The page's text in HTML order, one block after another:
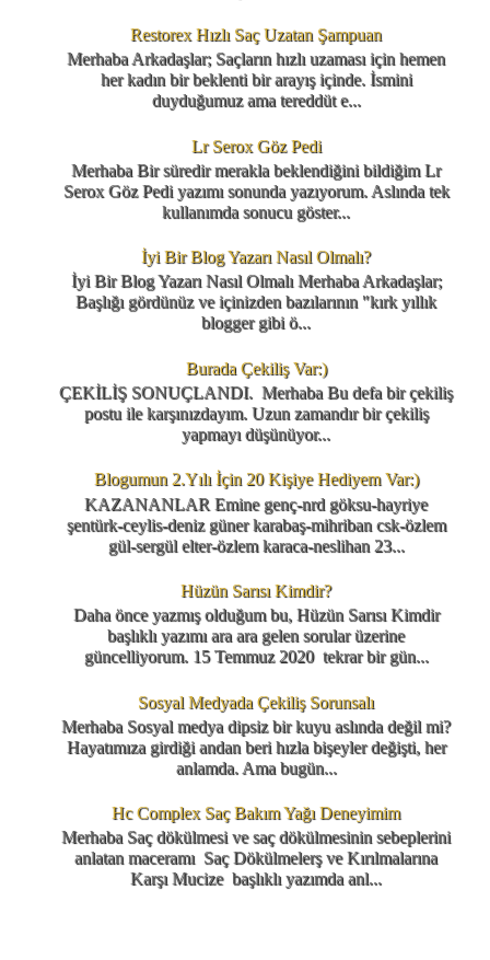
Restorex Hızlı Saç Uzatan Şampuan
Merhaba Arkadaşlar; Saçların hızlı uzaması için hemen
her kadın bir beklenti bir arayış içinde. İsmini
duyduğumuz ama tereddüt e...
Lr Serox Göz Pedi
Merhaba Bir süredir merakla beklendiğini bildiğim Lr
Serox Göz Pedi yazımı sonunda yazıyorum. Aslında tek
kullanımda sonucu göster...
İyi Bir Blog Yazarı Nasıl Olmalı?
İyi Bir Blog Yazarı Nasıl Olmalı Merhaba Arkadaşlar;
Başlığı gördünüz ve içinizden bazılarının "kırk yıllık
blogger gibi ö...
Burada Çekiliş Var:)
ÇEKİLİŞ SONUÇLANDI. Merhaba Bu defa bir çekiliş
postu ile karşınızdayım. Uzun zamandır bir çekiliş
yapmayı düşünüyor...
Blogumun 2.Yılı İçin 20 Kişiye Hediyem Var:)
KAZANANLAR Emine genç-nrd göksu-hayriye
şentürk-ceylis-deniz güner karabaş-mihriban csk-özlem
gül-sergül elter-özlem karaca-neslihan 23...
Hüzün Sarısı Kimdir?
Daha önce yazmış olduğum bu, Hüzün Sarısı Kimdir
başlıklı yazımı ara ara gelen sorular üzerine
güncelliyorum. 15 Temmuz 2020 tekrar bir gün...
Sosyal Medyada Çekiliş Sorunsalı
Merhaba Sosyal medya dipsiz bir kuyu aslında değil mi?
Hayatımıza girdiği andan beri hızla bişeyler değişti, her
anlamda. Ama bugün...
Hc Complex Saç Bakım Yağı Deneyimim
Merhaba Saç dökülmesi ve saç dökülmesinin sebeplerini
anlatan maceramı Saç Dökülmelerş ve Kırılmalarına
Karşı Mucize başlıklı yazımda anl...